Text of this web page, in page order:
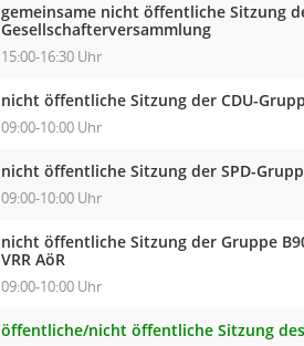
gemeinsame nicht öffentliche Sitzung
Gesellschafterversammlung
15:00-16:30 Uhr
nicht öffentliche Sitzung der CDU-
09:00-10:00 Uhr
nicht öffentliche Sitzung der SPD-
09:00-10:00 Uhr
nicht öffentliche Sitzung der Gruppe
VRR AöR
09:00-10:00 Uhr
öffentliche/nicht öffentliche Sitzung